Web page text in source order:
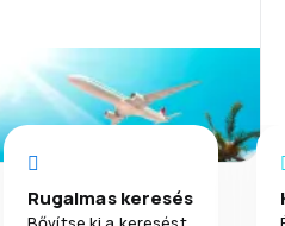
Rugalmas keresés